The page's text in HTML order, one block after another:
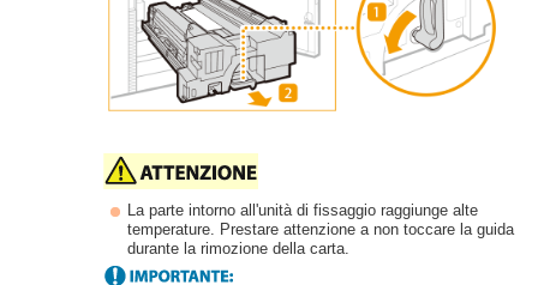
La parte intorno all'unità di fissaggio raggiunge alte
temperature. Prestare attenzione a non toccare la guida
durante la rimozione della carta.